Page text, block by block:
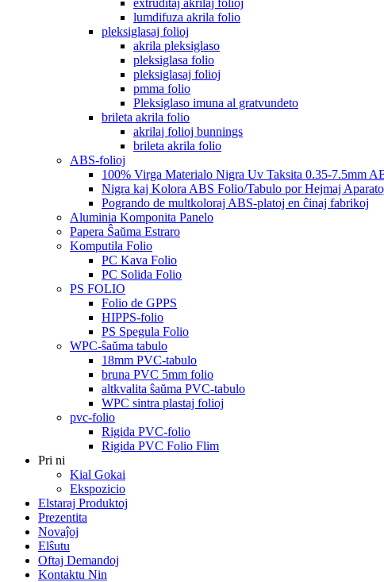
extruditaj akrilaj folioj
lumdifuza akrila folio
pleksiglasaj folioj
akrila pleksiglaso
pleksiglasa folio
pleksiglasaj folioj
pmma folio
Pleksiglaso imuna al gratvundeto
brileta akrila folio
akrilaj folioj bunnings
brileta akrila folio
ABS-folioj
100% Virga Materialo Nigra Uv Taksita 0.35-7.5mm
Nigra kaj Kolora ABS Folio/Tabulo por Hejmaj
Pogrando de multkoloraj ABS-platoj en ĉinaj fabrikoj
Aluminia Komponita Panelo
Papera Ŝaŭma Estraro
Komputila Folio
PC Kava Folio
PC Solida Folio
PS FOLIO
Folio de GPPS
HIPPS-folio
PS Spegula Folio
WPC-ŝaŭma tabulo
18mm PVC-tabulo
bruna PVC 5mm folio
altkvalita ŝaŭma PVC-tabulo
WPC sintra plastaj folioj
pvc-folio
Rigida PVC-folio
Rigida PVC Folio Flim
Pri ni
Kial Gokai
Ekspozicio
Elstaraj Produktoj
Prezentita
Novaĵoj
Elŝutu
Oftaj Demandoj
Kontaktu Nin